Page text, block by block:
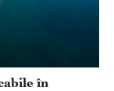
în